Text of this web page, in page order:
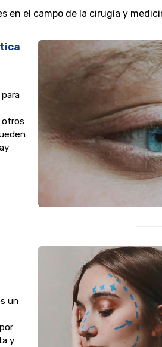
en el campo de la cirugía y
otros
un
y